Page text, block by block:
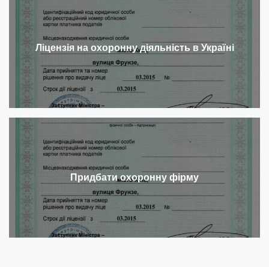
Ліцензія на охоронну діяльність в Україні
Придбати охоронну фірму